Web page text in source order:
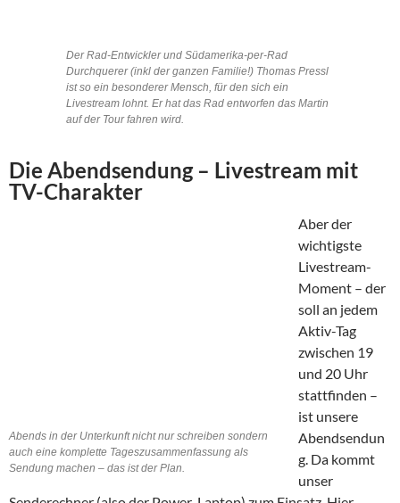
Der Rad-Entwickler und Südamerika-per-Rad
Durchquerer (inkl der ganzen Familie!) Thomas Pressl
ist so ein besonderer Mensch, für den sich ein
Livestream lohnt. Er hat das Rad entworfen das Martin
auf der Tour fahren wird.
Die Abendsendung – Livestream mit
TV-Charakter
Abends in der Unterkunft nicht nur schreiben sondern
auch eine komplette Tageszusammenfassung als
Sendung machen – das ist der Plan.
Aber der
wichtigste
Livestream-
Moment – der
soll an jedem
Aktiv-Tag
zwischen 19
und 20 Uhr
stattfinden –
ist unsere
Abendsendun
g. Da kommt
unser